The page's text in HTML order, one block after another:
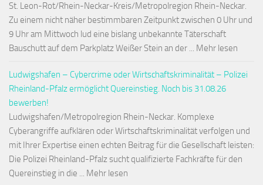
St. Leon-Rot/Rhein-Neckar-Kreis/Metropolregion Rhein-Neckar.
Zu einem nicht näher bestimmbaren Zeitpunkt zwischen 0 Uhr und
9 Uhr am Mittwoch lud eine bislang unbekannte Täterschaft
Bauschutt auf dem Parkplatz Weißer Stein an der ... Mehr lesen
Ludwigshafen – Cybercrime oder Wirtschaftskriminalität – Polizei
Rheinland-Pfalz ermöglicht Quereinstieg. Noch bis 31.08.26
bewerben!
Ludwigshafen/Metropolregion Rhein-Neckar. Komplexe
Cyberangriffe aufklären oder Wirtschaftskriminalität verfolgen und
mit Ihrer Expertise einen echten Beitrag für die Gesellschaft leisten:
Die Polizei Rheinland-Pfalz sucht qualifizierte Fachkräfte für den
Quereinstieg in die ... Mehr lesen